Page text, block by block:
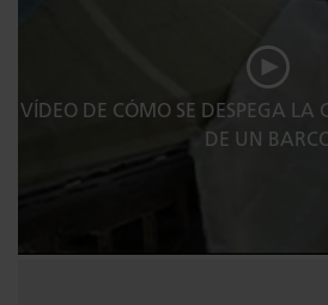
VÍDEO DE CÓMO SE DESPEGA LA
DE UN